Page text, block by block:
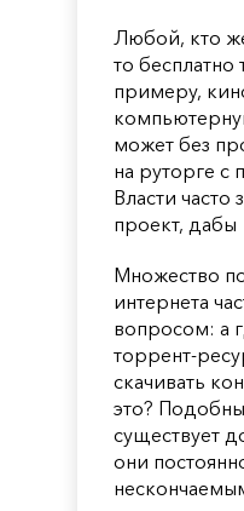
Любой, кто
то бесплатно
примеру,
может без
на руторге
Власти
проект, дабы
Множество
интернета
вопросом: а
торрент-
скачивать
это?
существует
они